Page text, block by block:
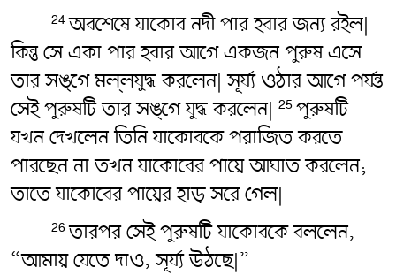
24অবশেষে যাকোব নদী পার হবার জন্য রইল|
কিন্তু সে একা পার হবার আগে একজন পুরুষ এসে
তার সঙ্গে মল্লযুদ্ধ করলেন| সূর্য্য ওঠার আগে পর্যন্ত
সেই পুরুষটি তার সঙ্গে যুদ্ধ করলেন| 25 পুরুষটি
যখন দেখলেন তিনি যাকোবকে পরাজিত করতে
পারছেন না তখন যাকোবের পায়ে আঘাত করলেন;
তাতে যাকোবের পায়ের হাড় সরে গেল|
26তারপর সেই পুরুষটি যাকোবকে বললেন,
“আমায় যেতে দাও, সূর্য্য উঠছে|”